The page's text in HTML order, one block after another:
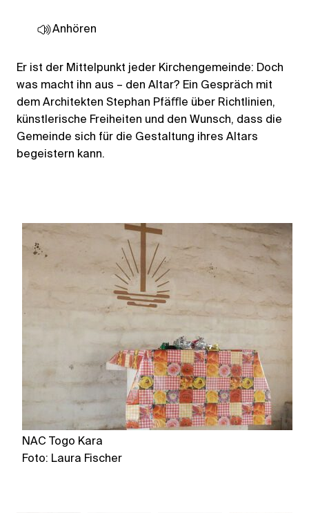
Anhören
Er ist der Mittelpunkt jeder Kirchengemeinde: Doch
was macht ihn aus – den Altar? Ein Gespräch mit
dem Architekten Stephan Pfäﬄe über Richtlinien,
künstlerische Freiheiten und den Wunsch, dass die
Gemeinde sich für die Gestaltung ihres Altars
begeistern kann.
NAC Togo Kara
Foto: Laura Fischer